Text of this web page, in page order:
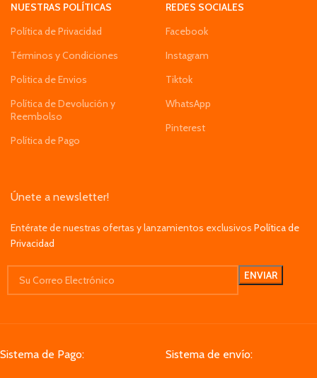
NUESTRAS POLÍTICAS
Política de Privacidad
Términos y Condiciones
Politica de Envios
Política de Devolución y
Reembolso
Política de Pago
REDES SOCIALES
Facebook
Instagram
Tiktok
WhatsApp
Pinterest
Únete a newsletter!
Entérate de nuestras ofertas y lanzamientos exclusivos Política de
Privacidad
Sistema de Pago: Sistema de envío: